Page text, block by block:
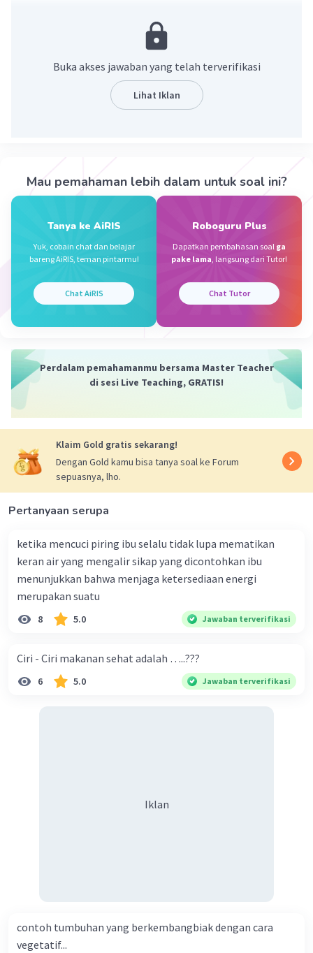
mengumpulkan radiasi elektromagnetik dan
sekaligus membentuk citra dari benda yang
diamati
Beri Rating· 0 ) Balas
Teleskop merupakan instrumen pengamatan
yang berfungsi mengumpulkan radiasi
elektromagnetik dan sekaligus membentuk citra
dari bentuk yang diamati
Beri Rating (0 Balas
Buka akses jawaban yang telah terverifikasi
Lihat Iklan
Mau pemahaman lebih dalam untuk soal ini?
Tanya ke AiRIS
Yuk, cobain chat dan belajar
bareng AiRIS, teman pintarmu!
Chat AiRIS
Roboguru Plus
Dapatkan pembahasan soal ga
pake lama, langsung dari Tutor!
Chat Tutor
Perdalam pemahamanmu bersama Master Teacher
di sesi Live Teaching, GRATIS!
Klaim Gold gratis sekarang!
Dengan Gold kamu bisa tanya soal ke Forum
sepuasnya, lho.
Pertanyaan serupa
ketika mencuci piring ibu selalu tidak lupa mematikan
keran air yang mengalir sikap yang dicontohkan ibu
menunjukkan bahwa menjaga ketersediaan energi
merupakan suatu
8 5.0 Jawaban terverifikasi
Ciri - Ciri makanan sehat adalah …..???
6 5.0 Jawaban terverifikasi
Iklan
contoh tumbuhan yang berkembangbiak dengan cara
vegetatif...